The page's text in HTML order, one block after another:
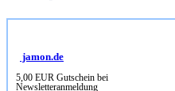
5,00 EUR Gutschein bei
Newsletteranmeldung